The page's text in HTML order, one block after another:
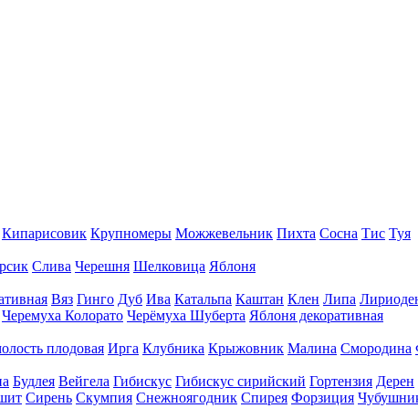
Кипарисовик Крупномеры Можжевельник Пихта Сосна Тис Туя
Слива Черешня Шелковица Яблоня
Вяз Гинго Дуб Ива Катальпа Каштан Клен Липа
Черемуха Колорато Черёмуха Шуберта Яблоня декоративная
плодовая Ирга Клубника Крыжовник Малина Смородина
Будлея Вейгела Гибискус Гибискус сирийский Гортензия Дерен
Сирень Скумпия Снежноягодник Спирея Форзиция